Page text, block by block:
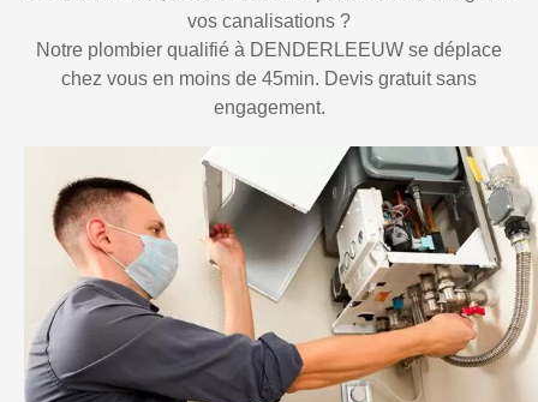
vos canalisations ?
Notre plombier qualifié à DENDERLEEUW se déplace
chez vous en moins de 45min. Devis gratuit sans
engagement.